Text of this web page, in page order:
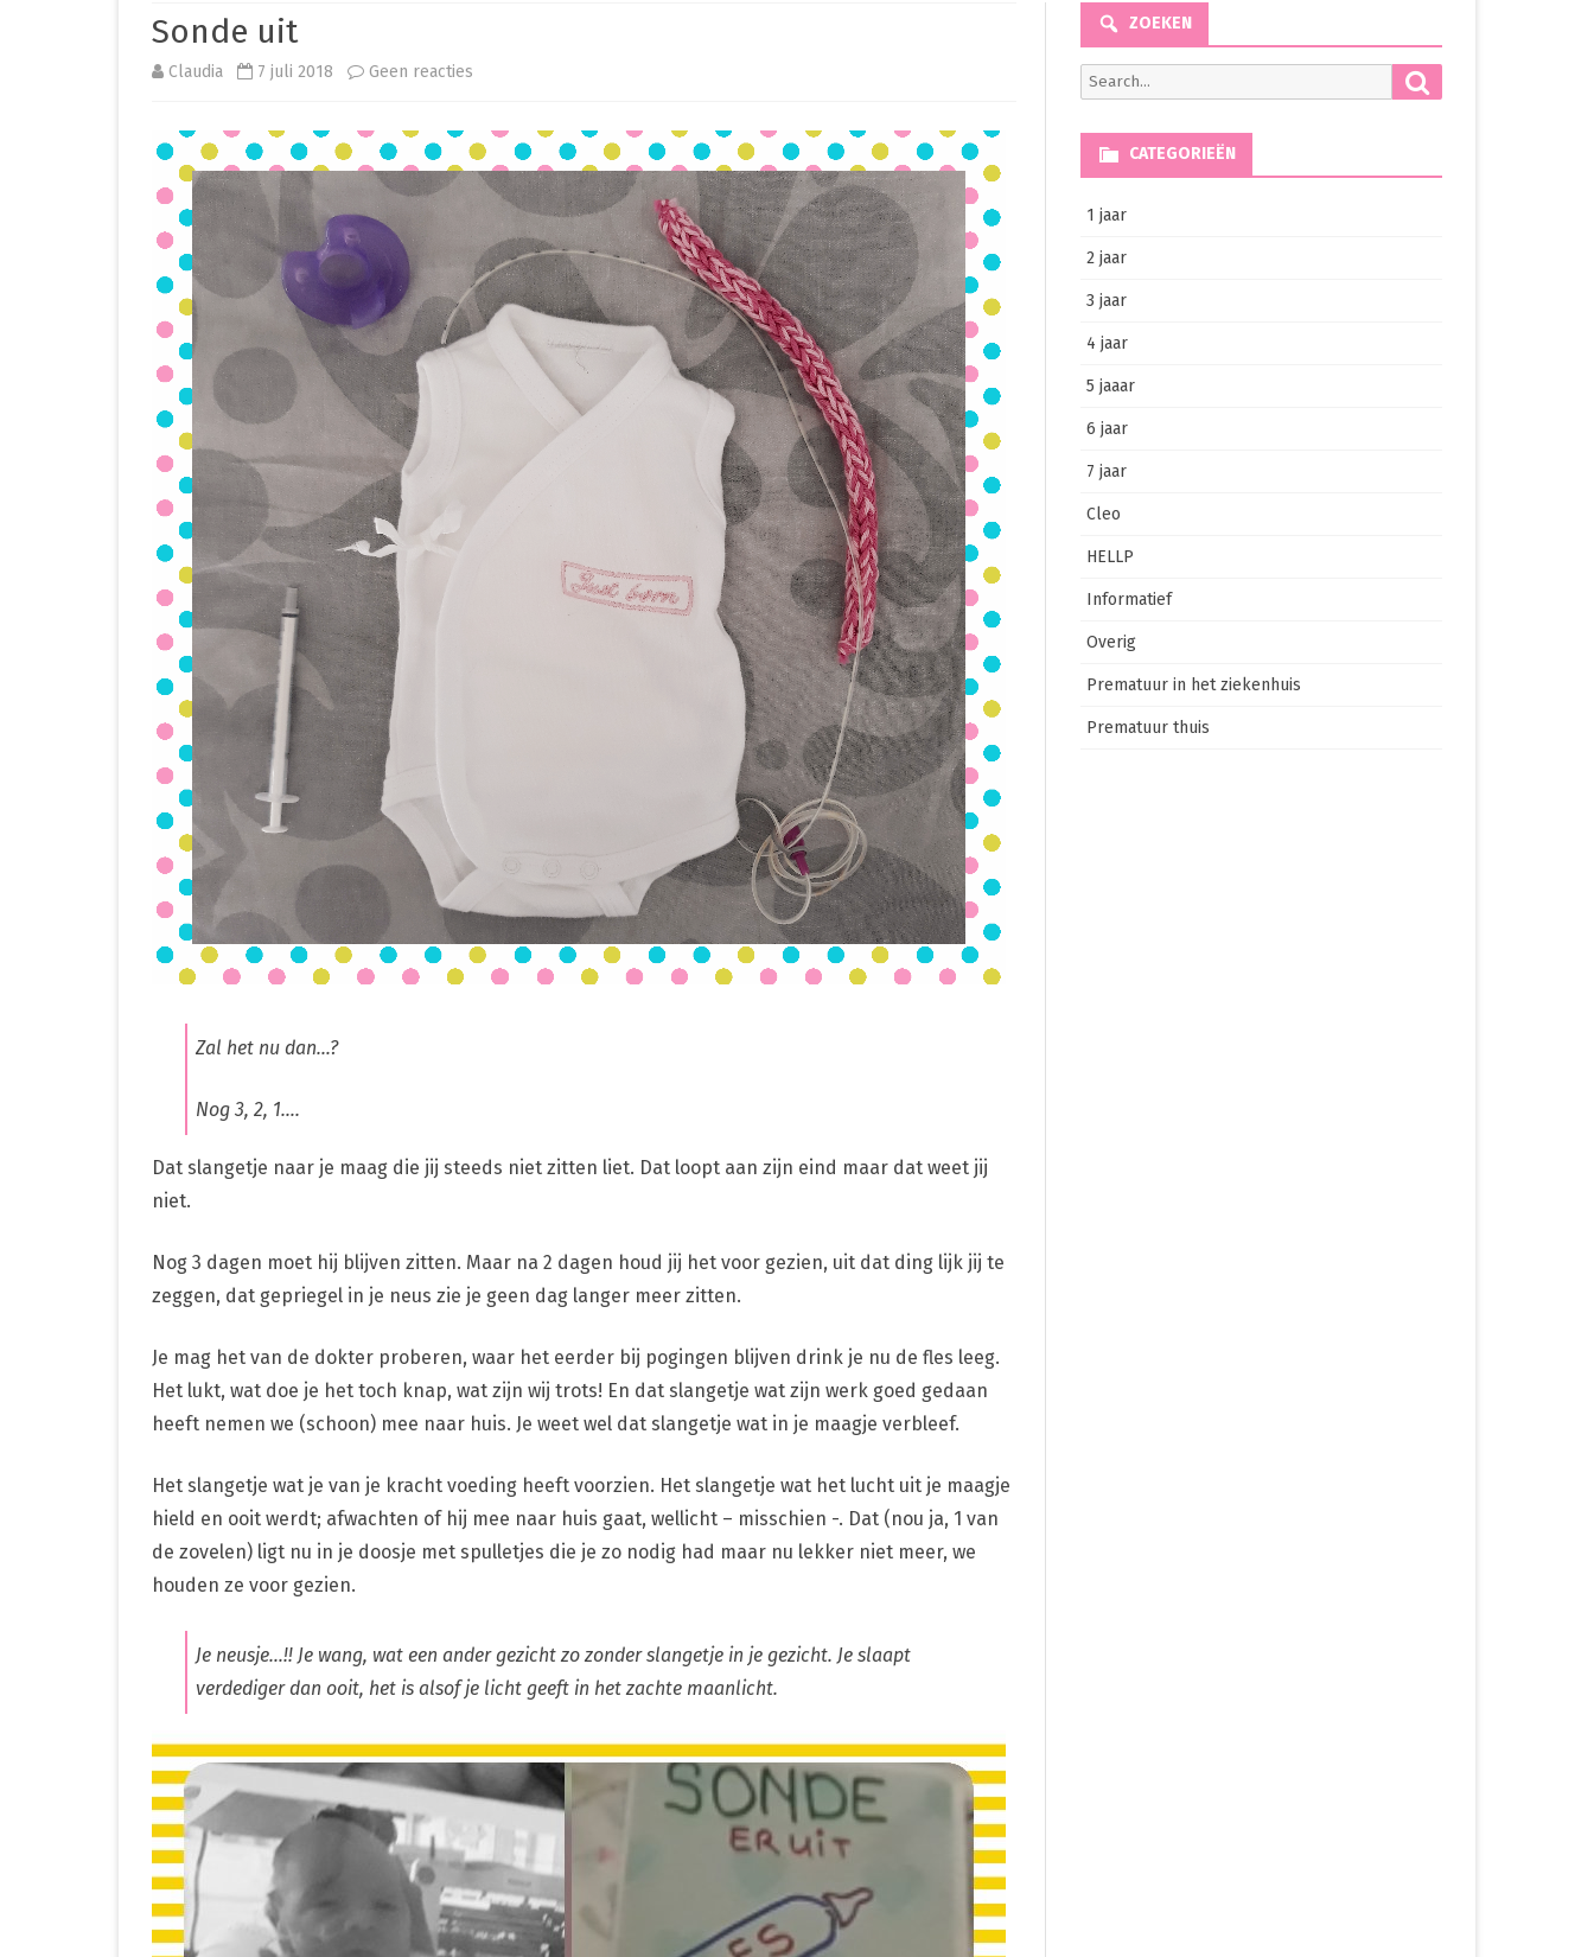
PREMATUUR IN HET ZIEKENHUIS
PREMATUUR THUIS
CLEO
Sonde uit
Claudia 7 juli 2018 Geen reacties
uit
Zal het nu dan…?
Nog 3, 2, 1….
Dat slangetje naar je maag die jij steeds niet zitten liet. Dat loopt aan zijn eind maar dat weet jij
niet.
Nog 3 dagen moet hij blijven zitten. Maar na 2 dagen houd jij het voor gezien, uit dat ding lijk jij te
zeggen, dat gepriegel in je neus zie je geen dag langer meer zitten.
Je mag het van de dokter proberen, waar het eerder bij pogingen blijven drink je nu de fles leeg.
Het lukt, wat doe je het toch knap, wat zijn wij trots! En dat slangetje wat zijn werk goed gedaan
heeft nemen we (schoon) mee naar huis. Je weet wel dat slangetje wat in je maagje verbleef.
Het slangetje wat je van je kracht voeding heeft voorzien. Het slangetje wat het lucht uit je maagje
hield en ooit werdt; afwachten of hij mee naar huis gaat, wellicht – misschien -. Dat (nou ja, 1 van
de zovelen) ligt nu in je doosje met spulletjes die je zo nodig had maar nu lekker niet meer, we
houden ze voor gezien.
Je neusje…!! Je wang, wat een ander gezicht zo zonder slangetje in je gezicht. Je slaapt
verdediger dan ooit, het is alsof je licht geeft in het zachte maanlicht.
ZOEKEN
Search
for:
CATEGORIEËN
1 jaar
2 jaar
3 jaar
4 jaar
5 jaaar
6 jaar
7 jaar
Cleo
HELLP
Informatief
Overig
Prematuur in het ziekenhuis
Prematuur thuis